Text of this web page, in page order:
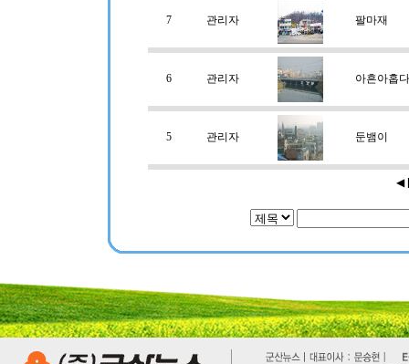
7 관리자 팔마재
6 관리자 아흔아홉
5 관리자 둔뱀이
◀